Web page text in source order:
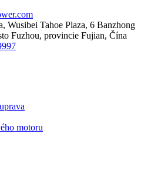
Wusibei Tahoe Plaza, 6 Banzhong
Fuzhou, provincie Fujian, Čína
motoru